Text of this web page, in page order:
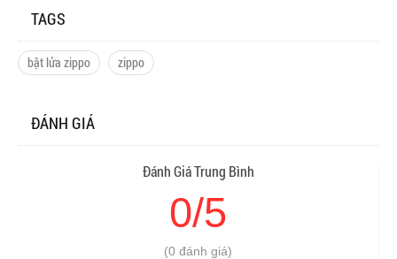
TAGS
bật lửa zippo zippo
ĐÁNH GIÁ
Đánh Giá Trung Bình
0/5
(0 đánh giá)